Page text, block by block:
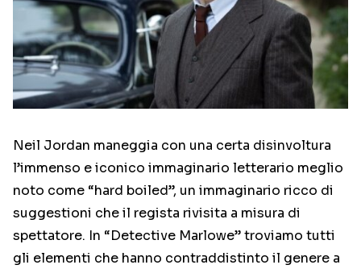
Neil Jordan maneggia con una certa disinvoltura
l’immenso e iconico immaginario letterario meglio
noto come “hard boiled”, un immaginario ricco di
suggestioni che il regista rivisita a misura di
spettatore. In “Detective Marlowe” troviamo tutti
gli elementi che hanno contraddistinto il genere a